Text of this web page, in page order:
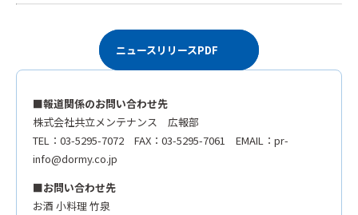
ニュースリリースPDF
■報道関係のお問い合わせ先
株式会社共立メンテナンス 広報部
TEL：03-5295-7072 FAX：03-5295-7061 EMAIL：pr-
info@dormy.co.jp
■お問い合わせ先
お酒 小料理 竹泉